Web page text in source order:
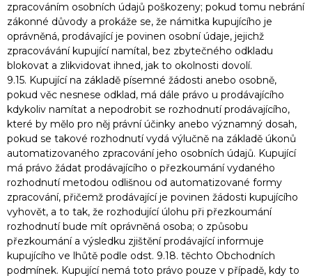
zpracováním osobních údajů poškozeny; pokud tomu nebrání
zákonné důvody a prokáže se, že námitka kupujícího je
oprávněná, prodávající je povinen osobní údaje, jejichž
zpracovávání kupující namítal, bez zbytečného odkladu
blokovat a zlikvidovat ihned, jak to okolnosti dovolí.
9.15. Kupující na základě písemné žádosti anebo osobně,
pokud věc nesnese odklad, má dále právo u prodávajícího
kdykoliv namítat a nepodrobit se rozhodnutí prodávajícího,
které by mělo pro něj právní účinky anebo významný dosah,
pokud se takové rozhodnutí vydá výlučně na základě úkonů
automatizovaného zpracování jeho osobních údajů. Kupující
má právo žádat prodávajícího o přezkoumání vydaného
rozhodnutí metodou odlišnou od automatizované formy
zpracování, přičemž prodávající je povinen žádosti kupujícího
vyhovět, a to tak, že rozhodující úlohu při přezkoumání
rozhodnutí bude mít oprávněná osoba; o způsobu
přezkoumání a výsledku zjištění prodávající informuje
kupujícího ve lhůtě podle odst. 9.18. těchto Obchodních
podmínek. Kupující nemá toto právo pouze v případě, kdy to